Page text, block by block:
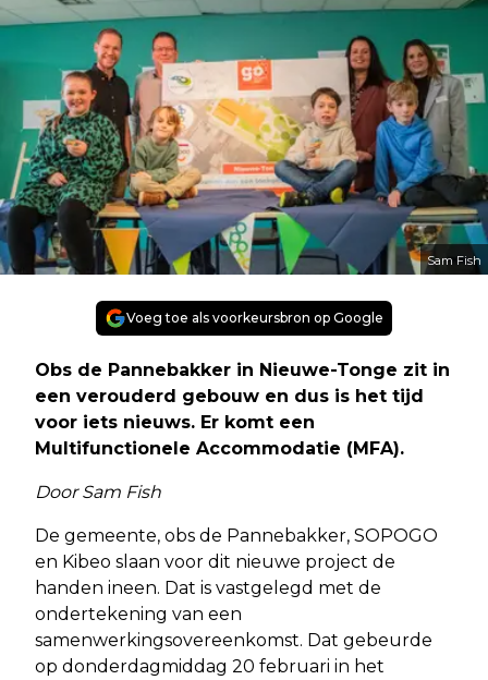
Sam Fish
Voeg toe als voorkeursbron op Google
Obs de Pannebakker in Nieuwe-Tonge zit in
een verouderd gebouw en dus is het tijd
voor iets nieuws. Er komt een
Multifunctionele Accommodatie (MFA).
Door Sam Fish
De gemeente, obs de Pannebakker, SOPOGO
en Kibeo slaan voor dit nieuwe project de
handen ineen. Dat is vastgelegd met de
ondertekening van een
samenwerkingsovereenkomst. Dat gebeurde
op donderdagmiddag 20 februari in het